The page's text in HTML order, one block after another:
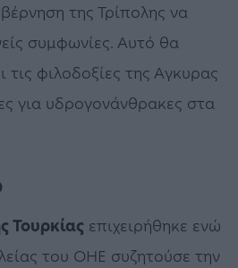
της Τρίπολης να
συμφωνίες. Αυτό θα
φιλοδοξίες της Αγκυρας
για υδρογονάνθρακες στα
Τουρκίας επιχειρήθηκε ενώ
του ΟΗΕ συζητούσε την